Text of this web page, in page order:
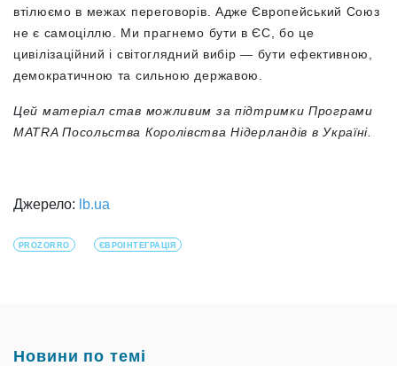
втілюємо в межах переговорів. Адже Європейський Союз
не є самоціллю. Ми прагнемо бути в ЄС, бо це
цивілізаційний і світоглядний вибір — бути ефективною,
демократичною та сильною державою.
Цей матеріал став можливим за підтримки Програми
MATRA Посольства Королівства Нідерландів в Україні.
Джерело: lb.ua
PROZORRO ЄВРОІНТЕГРАЦІЯ
Новини по темі